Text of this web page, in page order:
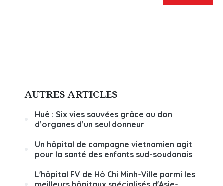
AUTRES ARTICLES
Huê : Six vies sauvées grâce au don
d’organes d’un seul donneur
Un hôpital de campagne vietnamien agit
pour la santé des enfants sud-soudanais
L'hôpital FV de Hô Chi Minh-Ville parmi les
meilleurs hôpitaux spécialisés d'Asie-